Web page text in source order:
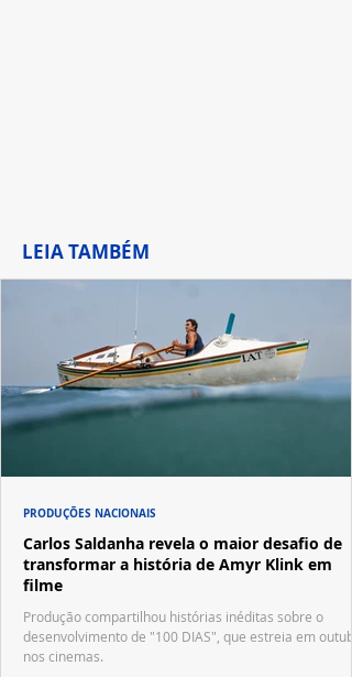
LEIA TAMBÉM
Carlos Saldanha revela o maior desafio de
transformar a história de Amyr Klink em
filme
Produção compartilhou histórias inéditas sobre o
desenvolvimento de "100 DIAS", que estreia em
nos cinemas.
PRODUÇÕES NACIONAIS